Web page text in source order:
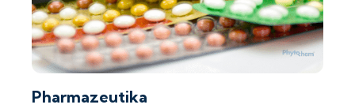
Pharmazeutika